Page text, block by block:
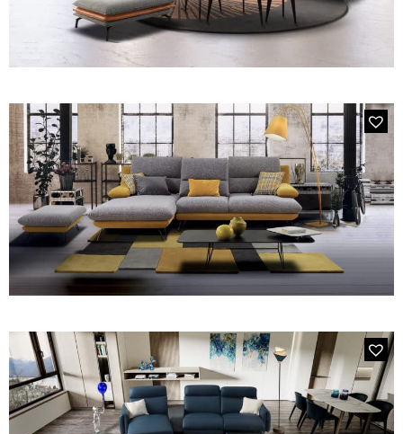
MODÈLE 2327 SUZUKA
Canapé 3 places en coloris 1 cuir cognac 4037 et coloris 2 tissu
gris GRC 93
MODÈLE 1780 MONZA CHAISE LONGUE
Canapé d’angle 3 places,chaise longue en tissu bi-color